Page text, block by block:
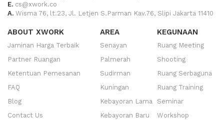
E. cs@xwork.co
A. Wisma 76, lt.23, Jl. Letjen S.Parman Kav.76, Slipi Jakarta 11410
ABOUT XWORK
Jaminan Harga Terbaik
Partner Ruangan
Ketentuan Pemesanan
FAQ
Blog
Contact Us
AREA
Senayan
Palmerah
Sudirman
Kuningan
Kebayoran Lama
Kebayoran Baru
KEGUNAAN
Ruang Meeting
Shooting
Ruang Serbaguna
Ruang Training
Seminar
Workshop